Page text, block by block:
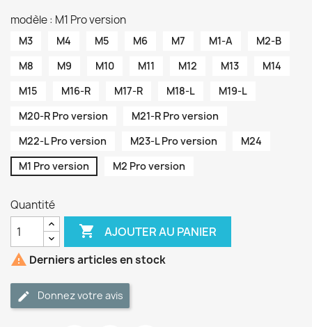
modèle : M1 Pro version
M3 M4 M5 M6 M7 M1-A
M2-B
M8
M9 M10 M11 M12 M13
M14
M15
M16-R M17-R M18-L
M19-L
M20-R Pro version
M21-R Pro version
M22-L Pro version
M23-L Pro version
M24
M1 Pro version
M2 Pro version
Quantité
 AJOUTER AU PANIER
 Derniers articles en stock
Donnez votre avis